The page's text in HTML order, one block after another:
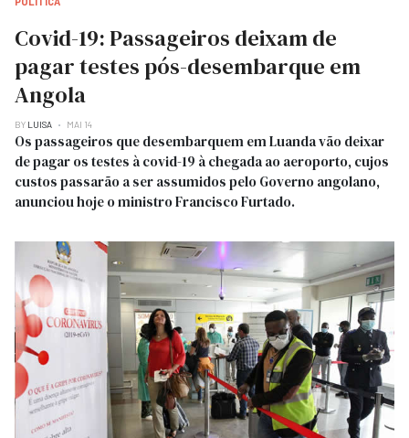
Covid-19: Passageiros deixam de
pagar testes pós-desembarque em
Angola
BY LUISA MAI 14
Os passageiros que desembarquem em Luanda vão deixar
de pagar os testes à covid-19 à chegada ao aeroporto, cujos
custos passarão a ser assumidos pelo Governo angolano,
anunciou hoje o ministro Francisco Furtado.